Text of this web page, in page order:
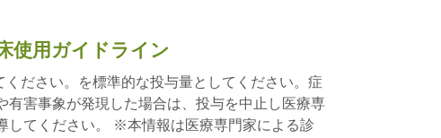
使用ガイドライン
ださい。を標準的な投与量としてください。症
有害事象が発現した場合は、投与を中止し医療専
してください。 ※本情報は医療専門家による診